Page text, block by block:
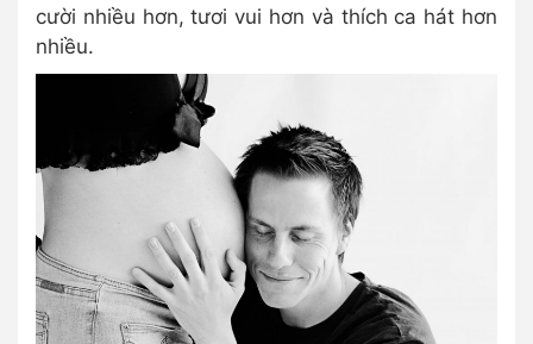
cười nhiều hơn, tươi vui hơn và thích ca hát hơn
nhiều.